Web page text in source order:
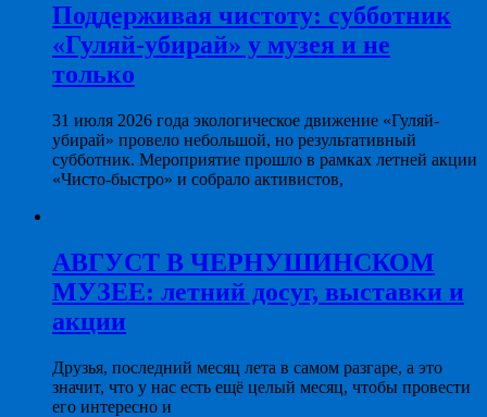
Поддерживая чистоту: субботник
«Гуляй-убирай» у музея и не
только
31 июля 2026 года экологическое движение «Гуляй-
убирай» провело небольшой, но результативный
субботник. Мероприятие прошло в рамках летней акции
«Чисто-быстро» и собрало активистов,
АВГУСТ В ЧЕРНУШИНСКОМ
МУЗЕЕ: летний досуг, выставки и
акции
Друзья, последний месяц лета в самом разгаре, а это
значит, что у нас есть ещё целый месяц, чтобы провести
его интересно и